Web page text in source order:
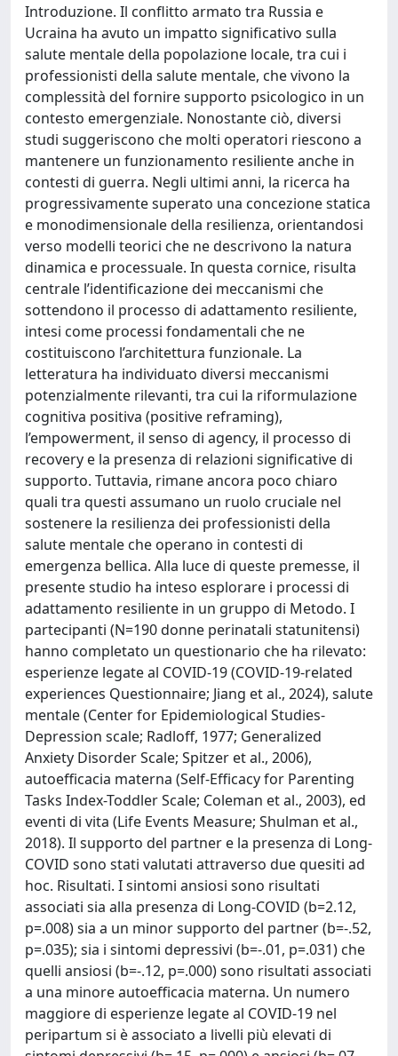
Introduzione. Il conflitto armato tra Russia e
Ucraina ha avuto un impatto significativo sulla
salute mentale della popolazione locale, tra cui i
professionisti della salute mentale, che vivono la
complessità del fornire supporto psicologico in un
contesto emergenziale. Nonostante ciò, diversi
studi suggeriscono che molti operatori riescono a
mantenere un funzionamento resiliente anche in
contesti di guerra. Negli ultimi anni, la ricerca ha
progressivamente superato una concezione statica
e monodimensionale della resilienza, orientandosi
verso modelli teorici che ne descrivono la natura
dinamica e processuale. In questa cornice, risulta
centrale l’identificazione dei meccanismi che
sottendono il processo di adattamento resiliente,
intesi come processi fondamentali che ne
costituiscono l’architettura funzionale. La
letteratura ha individuato diversi meccanismi
potenzialmente rilevanti, tra cui la riformulazione
cognitiva positiva (positive reframing),
l’empowerment, il senso di agency, il processo di
recovery e la presenza di relazioni significative di
supporto. Tuttavia, rimane ancora poco chiaro
quali tra questi assumano un ruolo cruciale nel
sostenere la resilienza dei professionisti della
salute mentale che operano in contesti di
emergenza bellica. Alla luce di queste premesse, il
presente studio ha inteso esplorare i processi di
adattamento resiliente in un gruppo di Metodo. I
partecipanti (N=190 donne perinatali statunitensi)
hanno completato un questionario che ha rilevato:
esperienze legate al COVID-19 (COVID-19-related
experiences Questionnaire; Jiang et al., 2024), salute
mentale (Center for Epidemiological Studies-
Depression scale; Radloff, 1977; Generalized
Anxiety Disorder Scale; Spitzer et al., 2006),
autoefficacia materna (Self-Efficacy for Parenting
Tasks Index-Toddler Scale; Coleman et al., 2003), ed
eventi di vita (Life Events Measure; Shulman et al.,
2018). Il supporto del partner e la presenza di Long-
COVID sono stati valutati attraverso due quesiti ad
hoc. Risultati. I sintomi ansiosi sono risultati
associati sia alla presenza di Long-COVID (b=2.12,
p=.008) sia a un minor supporto del partner (b=-.52,
p=.035); sia i sintomi depressivi (b=-.01, p=.031) che
quelli ansiosi (b=-.12, p=.000) sono risultati associati
a una minore autoefficacia materna. Un numero
maggiore di esperienze legate al COVID-19 nel
peripartum si è associato a livelli più elevati di